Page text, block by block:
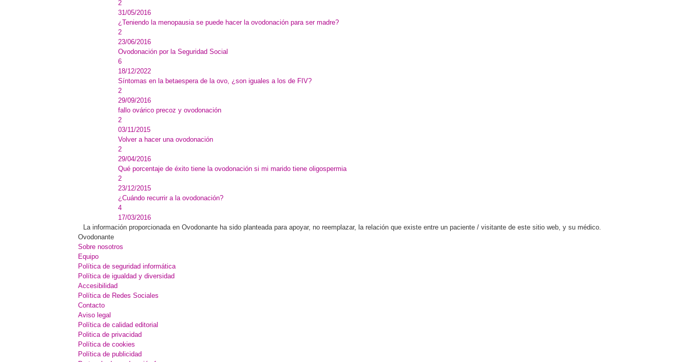
2
31/05/2016
¿Teniendo la menopausia se puede hacer la ovodonación para ser madre?
2
23/06/2016
Ovodonación por la Seguridad Social
6
18/12/2022
Síntomas en la betaespera de la ovo, ¿son iguales a los de FIV?
2
29/09/2016
fallo ovárico precoz y ovodonación
2
03/11/2015
Volver a hacer una ovodonación
2
29/04/2016
Qué porcentaje de éxito tiene la ovodonación si mi marido tiene oligospermia
2
23/12/2015
¿Cuándo recurrir a la ovodonación?
4
17/03/2016
La información proporcionada en Ovodonante ha sido planteada para apoyar, no reemplazar, la relación que existe entre un paciente / visitante de este sitio web, y su médico.
Ovodonante
Sobre nosotros
Equipo
Política de seguridad informática
Política de igualdad y diversidad
Accesibilidad
Política de Redes Sociales
Contacto
Aviso legal
Política de calidad editorial
Politica de privacidad
Política de cookies
Política de publicidad